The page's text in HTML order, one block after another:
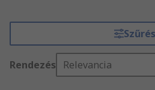
Szűrés
Rendezés Relevancia